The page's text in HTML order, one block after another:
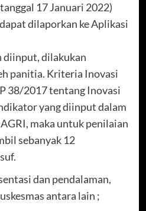
17 Januari 2022)
dilaporkan ke Aplikasi
diinput, dilakukan
panitia. Kriteria Inovasi
38/2017 tentang Inovasi
yang diinput dalam
maka untuk penilaian
sebanyak 12
dan pendalaman,
antara lain ;